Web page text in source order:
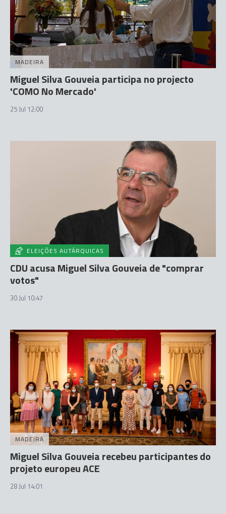
MADEIRA
Miguel Silva Gouveia participa no projecto
'COMO No Mercado'
25 Jul 12:00
ELEIÇÕES AUTÁRQUICAS
CDU acusa Miguel Silva Gouveia de "comprar
votos"
30 Jul 10:47
MADEIRA
Miguel Silva Gouveia recebeu participantes do
projeto europeu ACE
28 Jul 14:01